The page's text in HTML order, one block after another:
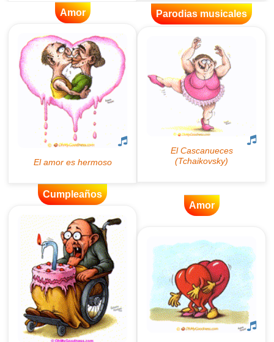
Amor Parodias musicales
Cumpleaños
Amor